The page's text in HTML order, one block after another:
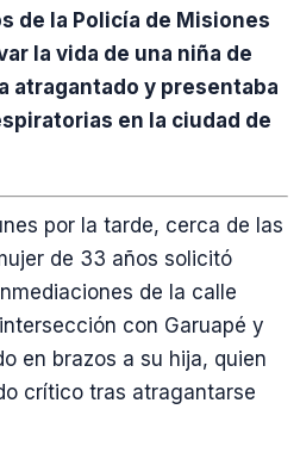
de la Policía de Misiones
la vida de una niña de
atragantado y presentaba
en la ciudad de
por la tarde, cerca de las
de 33 años solicitó
de la calle
con Garuapé y
en brazos a su hija, quien
crítico tras atragantarse